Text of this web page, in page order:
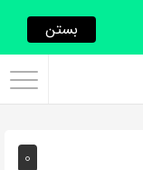
0
بستن